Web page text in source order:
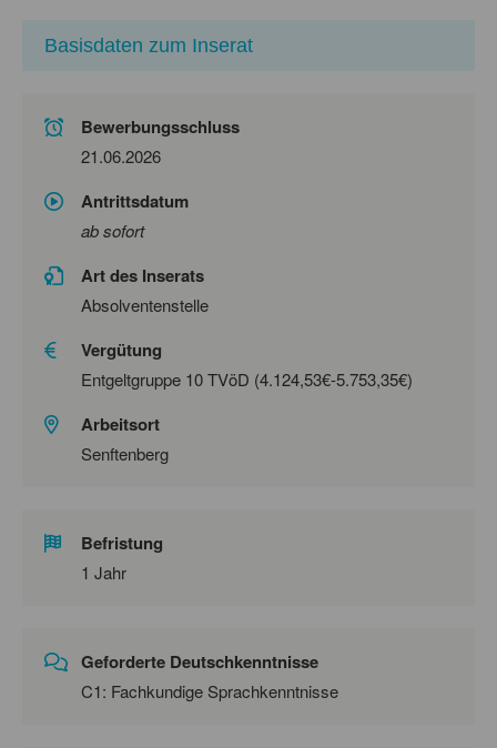
Basisdaten zum Inserat
Bewerbungsschluss
21.06.2026
Antrittsdatum
ab sofort
Art des Inserats
Absolventenstelle
Vergütung
Entgeltgruppe 10 TVöD (4.124,53€-5.753,35€)
Arbeitsort
Senftenberg
Befristung
1 Jahr
Geforderte Deutschkenntnisse
C1: Fachkundige Sprachkenntnisse